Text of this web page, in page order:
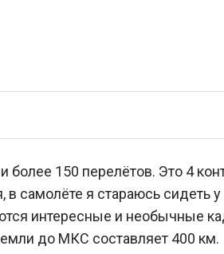
150 перелётов. Это 4
самолёте я стараюсь сидеть у
интересные и необычные
до МКС составляет 400 км.